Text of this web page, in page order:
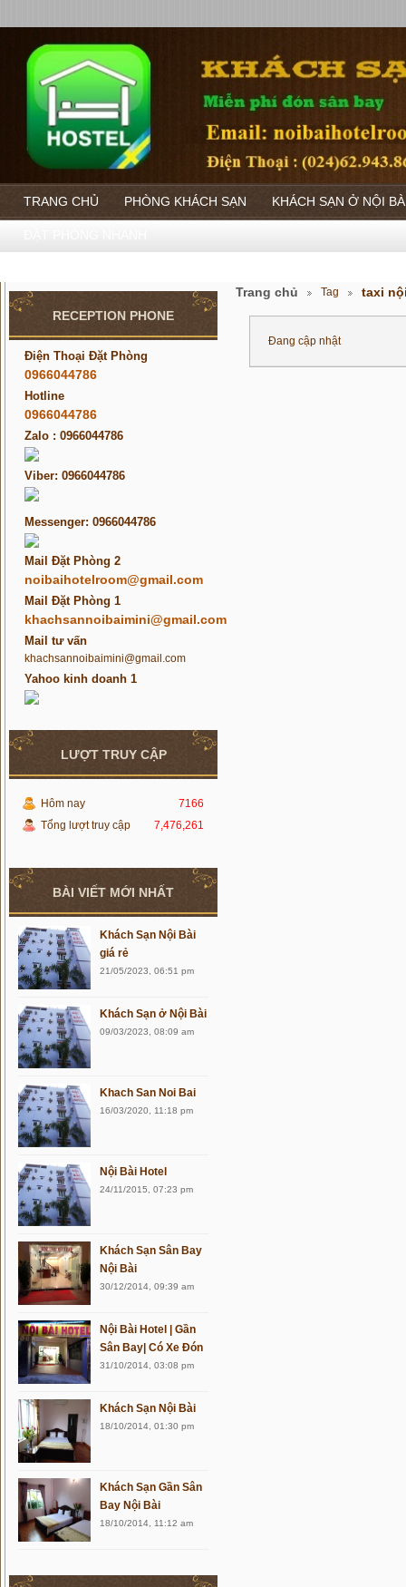
TRANG CHỦ PHÒNG KHÁCH SẠN KHÁCH SẠN Ở NỘI
RECEPTION PHONE
Điện Thoại Đặt Phòng
0966044786
Hotline
0966044786
Zalo : 0966044786
Viber: 0966044786
Messenger: 0966044786
Mail Đặt Phòng 2
noibaihotelroom@gmail.com
Mail Đặt Phòng 1
khachsannoibaimini@gmail.com
Mail tư vấn
khachsannoibaimini@gmail.com
Yahoo kinh doanh 1
LƯỢT TRUY CẬP
Hôm nay
7166
Tổng lượt truy cập
7,476,261
BÀI VIẾT MỚI NHẤT
Khách Sạn Nội Bài
giá rẻ
21/05/2023, 06:51 pm
Khách Sạn ở Nội Bài
09/03/2023, 08:09 am
Khach San Noi Bai
16/03/2020, 11:18 pm
Nội Bài Hotel
24/11/2015, 07:23 pm
Khách Sạn Sân Bay
Nội Bài
30/12/2014, 09:39 am
Nội Bài Hotel | Gần
Sân Bay| Có Xe Đón
31/10/2014, 03:08 pm
Khách Sạn Nội Bài
18/10/2014, 01:30 pm
Khách Sạn Gần Sân
Bay Nội Bài
18/10/2014, 11:12 am
Trang chủ Tag taxi
Đang cập nhật